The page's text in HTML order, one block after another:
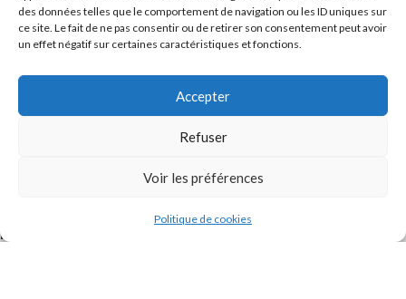
des données telles que le comportement de navigation ou les ID uniques sur
ce site. Le fait de ne pas consentir ou de retirer son consentement peut avoir
un effet négatif sur certaines caractéristiques et fonctions.
Accepter
Refuser
Voir les préférences
Politique de cookies
J'accepte laPolitique de confidentialitéde ce site.
INSTAGRAM